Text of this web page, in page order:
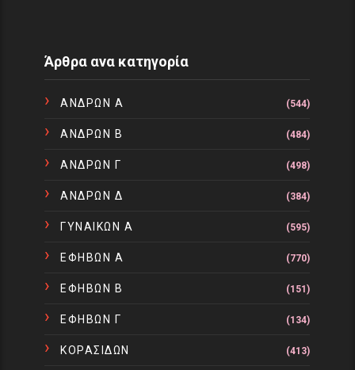
Άρθρα ανα κατηγορία
ΑΝΔΡΩΝ Α (544)
ΑΝΔΡΩΝ Β (484)
ΑΝΔΡΩΝ Γ (498)
ΑΝΔΡΩΝ Δ (384)
ΓΥΝΑΙΚΩΝ Α (595)
ΕΦΗΒΩΝ Α (770)
ΕΦΗΒΩΝ Β (151)
ΕΦΗΒΩΝ Γ (134)
ΚΟΡΑΣΙΔΩΝ (413)